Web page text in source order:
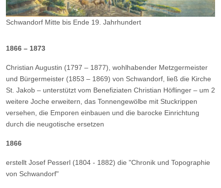
Schwandorf Mitte bis Ende 19. Jahrhundert
1866 – 1873
Christian Augustin (1797 – 1877), wohlhabender Metzgermeister
und Bürgermeister (1853 – 1869) von Schwandorf, ließ die Kirche
St. Jakob – unterstützt vom Benefiziaten Christian Höflinger – um 2
weitere Joche erweitern, das Tonnengewölbe mit Stuckrippen
versehen, die Emporen einbauen und die barocke Einrichtung
durch die neugotische ersetzen
1866
erstellt Josef Pesserl (1804 - 1882) die "Chronik und Topographie
von Schwandorf"